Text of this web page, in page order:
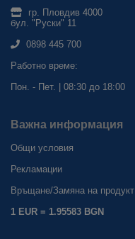
гр. Пловдив 4000
бул. "Руски" 11
0898 445 700
Работно време:
Пон. - Пет. | 08:30 до 18:00
Важна информация
Общи условия
Рекламации
Връщане/Замяна на продукт
1 EUR = 1.95583 BGN